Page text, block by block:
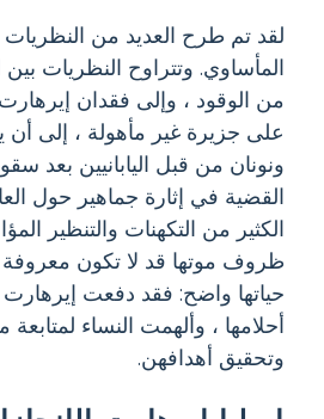
لقد تم طرح العديد من النظريات
المأساوي. وتتراوح النظريات بين
من الوقود ، وإلى فقدان إيرهارت
على جزيرة غير مأهولة ، إلى
ونونان من قبل اليابانيين بعد
القضية في إثارة جماهير حول
الكثير من التكهنات والتنظير
ظروف موتها قد لا تكون معروفة
حياتها واضح: فقد دفعت
أحلامها ، وألهمت النساء لمتابعة
وتحقيق أهدافهن.